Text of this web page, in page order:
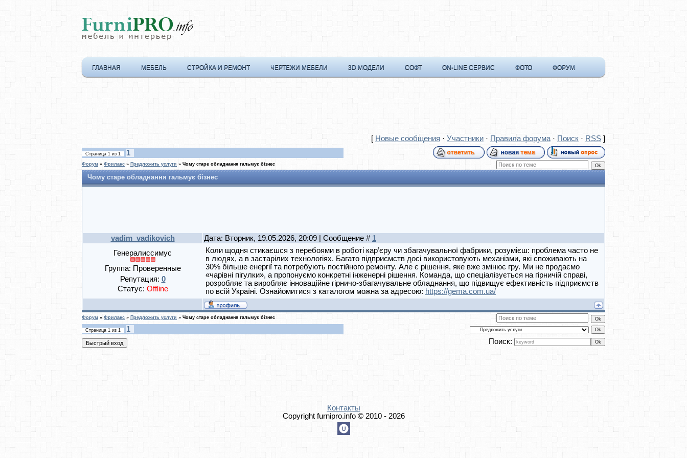
ГЛАВНАЯ МЕБЕЛЬ СТРОЙКА И РЕМОНТ ЧЕРТЕЖИ МЕБЕЛИ 3D МОДЕЛИ СОФТ ON-LINE СЕРВИС ФОТО ФОРУМ
[ Новые сообщения · Участники · Правила форума · Поиск · RSS]
Страница 1 из 1 1
Форум » Фриланс » Предложить услуги » Чому старе обладнання гальмує бізнес
Чому старе обладнання гальмує бізнес
vadim_vadikovich Дата: Вторник, 19.05.2026, 20:09 | Сообщение # 1
Генералиссимус
Группа: Проверенные
Репутация: 0
Статус: Offline
Коли щодня стикаєшся з перебоями в роботі кар’єру чи збагачувальної фабрики, розумієш: проблема часто не
в людях, а в застарілих технологіях. Багато підприємств досі використовують механізми, які споживають на
30% більше енергії та потребують постійного ремонту. Але є рішення, яке вже змінює гру. Ми не продаємо
«чарівні пігулки», а пропонуємо конкретні інженерні рішення. Команда, що спеціалізується на гірничій справі,
розробляє та виробляє інноваційне гірничо-збагачувальне обладнання, що підвищує ефективність підприємств
по всій Україні. Ознайомитися з каталогом можна за адресою: https://gema.com.ua/
Форум » Фриланс » Предложить услуги » Чому старе обладнання гальмує бізнес
Страница 1 из 1
1
Поиск:
Контакты
Copyright furnipro.info © 2010 - 2026